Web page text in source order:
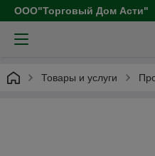
ООО"Торговый Дом Асти"
Товары и услуги